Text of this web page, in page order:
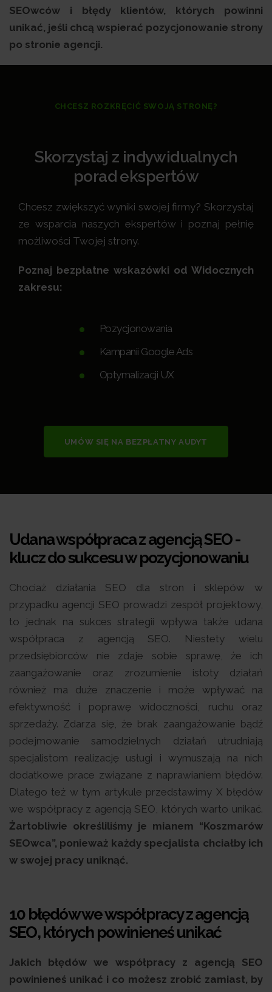
SEOwców i błędy klientów, których powinni
unikać, jeśli chcą wspierać pozycjonowanie strony
po stronie agencji.
CHCESZ ROZKRĘCIĆ SWOJĄ STRONĘ?
Skorzystaj z indywidualnych
porad ekspertów
Chcesz zwiększyć wyniki swojej firmy? Skorzystaj
ze wsparcia naszych ekspertów i poznaj pełnię
możliwości Twojej strony.
Poznaj bezpłatne wskazówki od Widocznych
zakresu:
Pozycjonowania
Kampanii Google Ads
Optymalizacji UX
UMÓW SIĘ NA BEZPŁATNY AUDYT
Udana współpraca z agencją SEO -
klucz do sukcesu w pozycjonowaniu
Chociaż działania SEO dla stron i sklepów w
przypadku agencji SEO prowadzi zespół projektowy,
to jednak na sukces strategii wpływa także udana
współpraca z agencją SEO. Niestety wielu
przedsiębiorców nie zdaje sobie sprawę, że ich
zaangażowanie oraz zrozumienie istoty działań
również ma duże znaczenie i może wpływać na
efektywność i poprawę widoczności, ruchu oraz
sprzedaży. Zdarza się, że brak zaangażowanie bądź
podejmowanie samodzielnych działań utrudniają
specjalistom realizację usługi i wymuszają na nich
dodatkowe prace związane z naprawianiem błędów.
Dlatego też w tym artykule przedstawimy X błędów
we współpracy z agencją SEO, których warto unikać.
Żartobliwie określiliśmy je mianem “Koszmarów
SEOwca”, ponieważ każdy specjalista chciałby ich
w swojej pracy uniknąć.
10 błędów we współpracy z agencją
SEO, których powinieneś unikać
Jakich błędów we współpracy z agencją SEO
powinieneś unikać i co możesz zrobić zamiast, by